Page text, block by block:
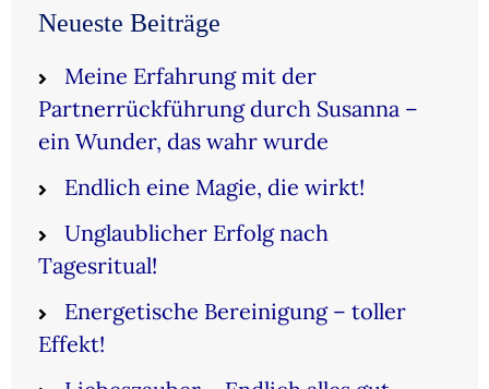
Neueste Beiträge
Meine Erfahrung mit der
Partnerrückführung durch Susanna –
ein Wunder, das wahr wurde
Endlich eine Magie, die wirkt!
Unglaublicher Erfolg nach
Tagesritual!
Energetische Bereinigung – toller
Effekt!